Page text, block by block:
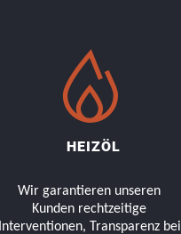
HEIZÖL
Wir garantieren unseren
Kunden rechtzeitige
Interventionen, Transparenz bei